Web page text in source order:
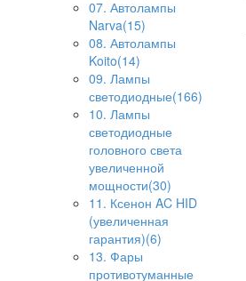
07. Автолампы
Narva(15)
08. Автолампы
Koito(14)
09. Лампы
светодиодные(166)
10. Лампы
светодиодные
головного света
увеличенной
мощности(30)
11. Ксенон AC HID
(увеличенная
гарантия)(6)
13. Фары
противотуманные